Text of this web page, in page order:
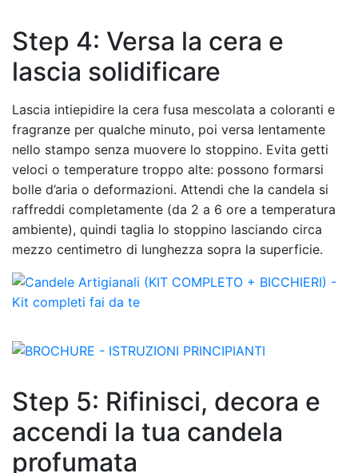
Step 4: Versa la cera e
lascia solidificare
Lascia intiepidire la cera fusa mescolata a coloranti e
fragranze per qualche minuto, poi versa lentamente
nello stampo senza muovere lo stoppino. Evita getti
veloci o temperature troppo alte: possono formarsi
bolle d’aria o deformazioni. Attendi che la candela si
raffreddi completamente (da 2 a 6 ore a temperatura
ambiente), quindi taglia lo stoppino lasciando circa
mezzo centimetro di lunghezza sopra la superficie.
Step 5: Rifinisci, decora e
accendi la tua candela
profumata